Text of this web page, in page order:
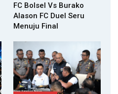
FC Bolsel Vs Burako
Alason FC Duel Seru
Menuju Final